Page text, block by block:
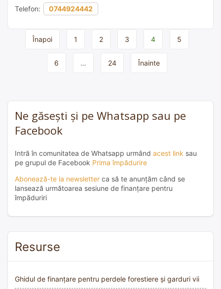
Telefon: 0744924442
Page
Înapoi 1 2 3 4 5
6 … 24 Înainte
Ne găsești și pe Whatsapp sau pe
Facebook
Intră în comunitatea de Whatsapp urmând acest link sau
pe grupul de Facebook Prima împădurire
Abonează-te la newsletter ca să te anunțăm când se
lansează următoarea sesiune de finanțare pentru
împăduriri
Resurse
Ghidul de finanțare pentru perdele forestiere și garduri vii